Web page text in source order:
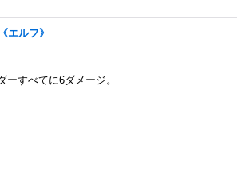
エルフ》
すべてに6ダメージ。